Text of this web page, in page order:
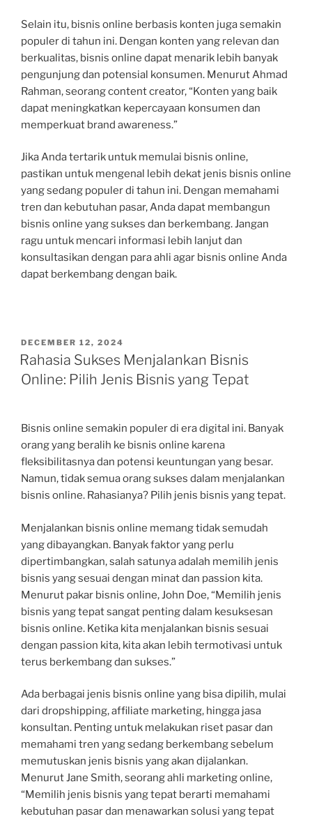
Selain itu, bisnis online berbasis konten juga semakin
populer di tahun ini. Dengan konten yang relevan dan
berkualitas, bisnis online dapat menarik lebih banyak
pengunjung dan potensial konsumen. Menurut Ahmad
Rahman, seorang content creator, “Konten yang baik
dapat meningkatkan kepercayaan konsumen dan
memperkuat brand awareness.”
Jika Anda tertarik untuk memulai bisnis online,
pastikan untuk mengenal lebih dekat jenis bisnis online
yang sedang populer di tahun ini. Dengan memahami
tren dan kebutuhan pasar, Anda dapat membangun
bisnis online yang sukses dan berkembang. Jangan
ragu untuk mencari informasi lebih lanjut dan
konsultasikan dengan para ahli agar bisnis online Anda
dapat berkembang dengan baik.
POSTED
ON
DECEMBER 12, 2024
Rahasia Sukses Menjalankan Bisnis
Online: Pilih Jenis Bisnis yang Tepat
Bisnis online semakin populer di era digital ini. Banyak
orang yang beralih ke bisnis online karena
fleksibilitasnya dan potensi keuntungan yang besar.
Namun, tidak semua orang sukses dalam menjalankan
bisnis online. Rahasianya? Pilih jenis bisnis yang tepat.
Menjalankan bisnis online memang tidak semudah
yang dibayangkan. Banyak faktor yang perlu
dipertimbangkan, salah satunya adalah memilih jenis
bisnis yang sesuai dengan minat dan passion kita.
Menurut pakar bisnis online, John Doe, “Memilih jenis
bisnis yang tepat sangat penting dalam kesuksesan
bisnis online. Ketika kita menjalankan bisnis sesuai
dengan passion kita, kita akan lebih termotivasi untuk
terus berkembang dan sukses.”
Ada berbagai jenis bisnis online yang bisa dipilih, mulai
dari dropshipping, affiliate marketing, hingga jasa
konsultan. Penting untuk melakukan riset pasar dan
memahami tren yang sedang berkembang sebelum
memutuskan jenis bisnis yang akan dijalankan.
Menurut Jane Smith, seorang ahli marketing online,
“Memilih jenis bisnis yang tepat berarti memahami
kebutuhan pasar dan menawarkan solusi yang tepat